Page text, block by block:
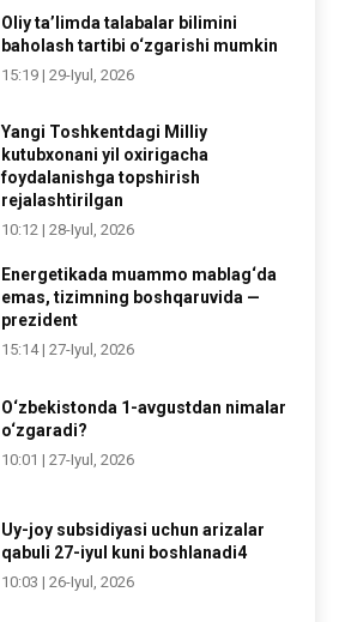
Oliy ta’limda talabalar bilimini
baholash tartibi o‘zgarishi mumkin
15:19 | 29-Iyul, 2026
Yangi Toshkentdagi Milliy
kutubxonani yil oxirigacha
foydalanishga topshirish
rejalashtirilgan
10:12 | 28-Iyul, 2026
Energetikada muammo mablag‘da
emas, tizimning boshqaruvida —
prezident
15:14 | 27-Iyul, 2026
O‘zbekistonda 1-avgustdan nimalar
o‘zgaradi?
10:01 | 27-Iyul, 2026
Uy-joy subsidiyasi uchun arizalar
qabuli 27-iyul kuni boshlanadi4
10:03 | 26-Iyul, 2026